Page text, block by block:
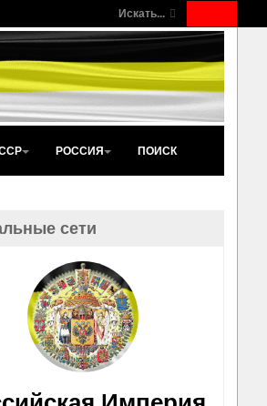
Искать...
РОССИЯ ПОИСК
сети